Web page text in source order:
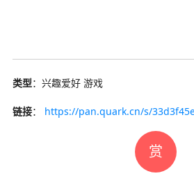
类型：兴趣爱好 游戏
链接： https://pan.quark.cn/s/
赏